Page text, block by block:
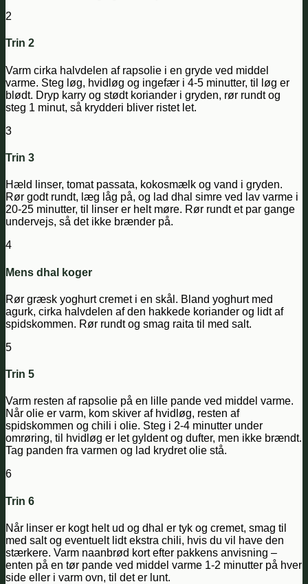
2
Trin 2
Varm cirka halvdelen af rapsolie i en gryde ved middel
varme. Steg løg, hvidløg og ingefær i 4-5 minutter, til løg er
blødt. Dryp karry og stødt koriander i gryden, rør rundt og
steg 1 minut, så krydderi bliver ristet let.
3
Trin 3
Hæld linser, tomat passata, kokosmælk og vand i gryden.
Rør godt rundt, læg låg på, og lad dhal simre ved lav varme i
20-25 minutter, til linser er helt møre. Rør rundt et par gange
undervejs, så det ikke brænder på.
4
Mens dhal koger
Rør græsk yoghurt cremet i en skål. Bland yoghurt med
agurk, cirka halvdelen af den hakkede koriander og lidt af
spidskommen. Rør rundt og smag raita til med salt.
5
Trin 5
Varm resten af rapsolie på en lille pande ved middel varme.
Når olie er varm, kom skiver af hvidløg, resten af
spidskommen og chili i olie. Steg i 2-4 minutter under
omrøring, til hvidløg er let gyldent og dufter, men ikke brændt.
Tag panden fra varmen og lad krydret olie stå.
6
Trin 6
Når linser er kogt helt ud og dhal er tyk og cremet, smag til
med salt og eventuelt lidt ekstra chili, hvis du vil have den
stærkere. Varm naanbrød kort efter pakkens anvisning –
enten på en tør pande ved middel varme 1-2 minutter på hver
side eller i varm ovn, til det er lunt.